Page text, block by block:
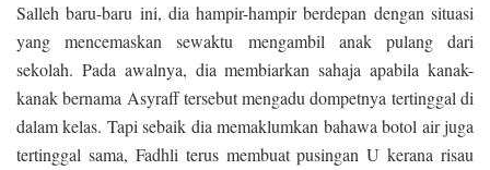
Salleh baru-baru ini, dia hampir-hampir berdepan dengan situasi
yang mencemaskan sewaktu mengambil anak pulang dari
sekolah. Pada awalnya, dia membiarkan sahaja apabila kanak-
kanak bernama Asyraff tersebut mengadu dompetnya tertinggal di
dalam kelas. Tapi sebaik dia memaklumkan bahawa botol air juga
tertinggal sama, Fadhli terus membuat pusingan U kerana risau